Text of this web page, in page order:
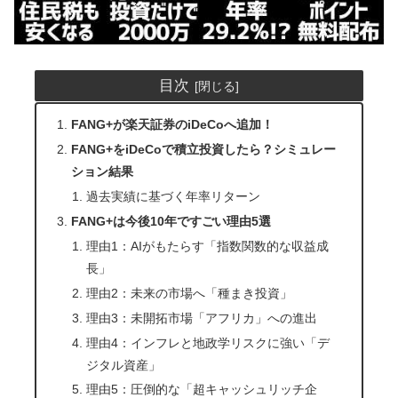
目次
FANG+が楽天証券のiDeCoへ追加！
FANG+をiDeCoで積立投資したら？シミュレー
ション結果
過去実績に基づく年率リターン
FANG+は今後10年ですごい理由5選
理由1：AIがもたらす「指数関数的な収益成
長」
理由2：未来の市場へ「種まき投資」
理由3：未開拓市場「アフリカ」への進出
理由4：インフレと地政学リスクに強い「デ
ジタル資産」
理由5：圧倒的な「超キャッシュリッチ企